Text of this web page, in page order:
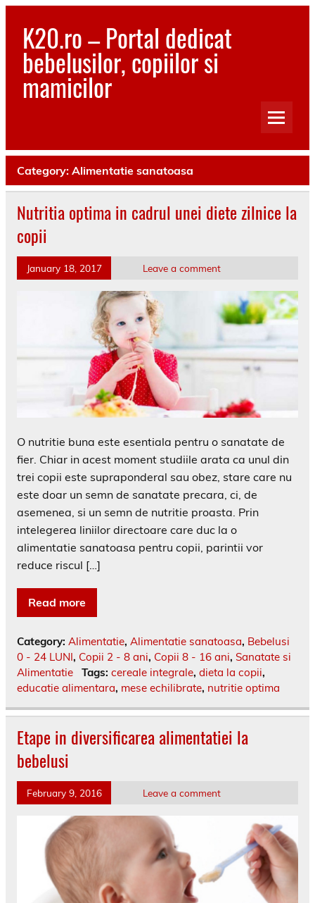
Skip
contentK20.ro – Portal dedicat
bebelusilor, copiilor si
mamicilor
Category: Alimentatie sanatoasa
Nutritia optima in cadrul unei diete zilnice la
copii
January 18, 2017 Leave a comment
O nutritie buna este esentiala pentru o sanatate de
fier. Chiar in acest moment studiile arata ca unul din
trei copii este supraponderal sau obez, stare care nu
este doar un semn de sanatate precara, ci, de
asemenea, si un semn de nutritie proasta. Prin
intelegerea liniilor directoare care duc la o
alimentatie sanatoasa pentru copii, parintii vor
reduce riscul […]
Read more
Category: Alimentatie, Alimentatie sanatoasa, Bebelusi
0 - 24 LUNI, Copii 2 - 8 ani, Copii 8 - 16 ani, Sanatate si
Alimentatie
Tags: cereale integrale, dieta la copii,
educatie alimentara, mese echilibrate, nutritie optima
Etape in diversificarea alimentatiei la
bebelusi
February 9, 2016 Leave a comment